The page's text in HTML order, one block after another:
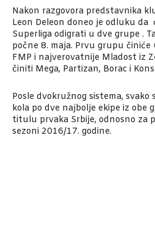
Nakon razgovora predstavnika
Leon Deleon doneo je odluku da
Superliga odigrati u dve grupe .
počne 8. maja. Prvu grupu činiće
FMP i najverovatnije Mladost iz
činiti Mega, Partizan, Borac i
Posle dvokružnog sistema, svako
kola po dve najbolje ekipe iz obe
titulu prvaka Srbije, odnosno za
sezoni 2016/17. godine.